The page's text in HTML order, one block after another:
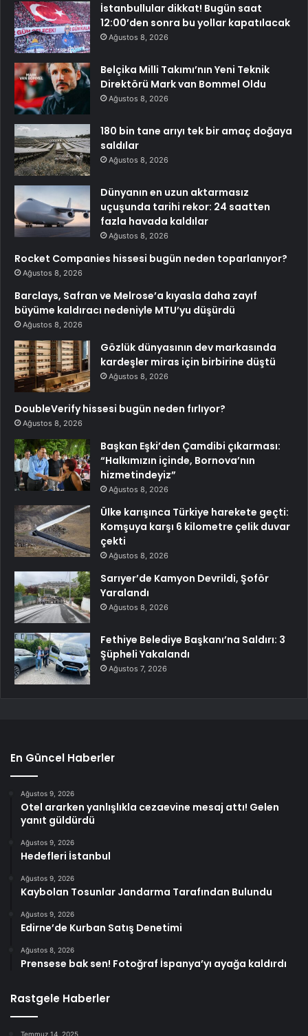
İstanbullular dikkat! Bugün saat
12:00’den sonra bu yollar kapatılacak
Ağustos 8, 2026
Belçika Milli Takımı’nın Yeni Teknik
Direktörü Mark van Bommel Oldu
Ağustos 8, 2026
180 bin tane arıyı tek bir amaç doğaya
saldılar
Ağustos 8, 2026
Dünyanın en uzun aktarmasız
uçuşunda tarihi rekor: 24 saatten
fazla havada kaldılar
Ağustos 8, 2026
Rocket Companies hissesi bugün neden toparlanıyor?
Ağustos 8, 2026
Barclays, Safran ve Melrose’a kıyasla daha zayıf
büyüme kaldıracı nedeniyle MTU’yu düşürdü
Ağustos 8, 2026
Gözlük dünyasının dev markasında
kardeşler miras için birbirine düştü
Ağustos 8, 2026
DoubleVerify hissesi bugün neden fırlıyor?
Ağustos 8, 2026
Başkan Eşki’den Çamdibi çıkarması:
“Halkımızın içinde, Bornova’nın
hizmetindeyiz”
Ağustos 8, 2026
Ülke karışınca Türkiye harekete geçti:
Komşuya karşı 6 kilometre çelik duvar
çekti
Ağustos 8, 2026
Sarıyer’de Kamyon Devrildi, Şoför
Yaralandı
Ağustos 8, 2026
Fethiye Belediye Başkanı’na Saldırı: 3
Şüpheli Yakalandı
Ağustos 7, 2026
En Güncel Haberler
Ağustos 9, 2026
Otel ararken yanlışlıkla cezaevine mesaj attı! Gelen
yanıt güldürdü
Ağustos 9, 2026
Hedefleri İstanbul
Ağustos 9, 2026
Kaybolan Tosunlar Jandarma Tarafından Bulundu
Ağustos 9, 2026
Edirne’de Kurban Satış Denetimi
Ağustos 8, 2026
Prensese bak sen! Fotoğraf İspanya’yı ayağa kaldırdı
Rastgele Haberler
Temmuz 14, 2025